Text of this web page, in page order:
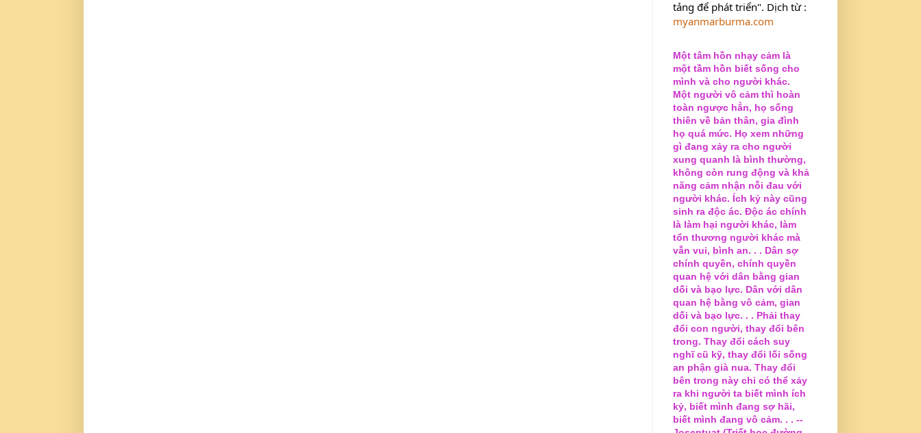
myanmarburma.com
Một tâm hồn nhạy cảm là
một tầm hồn biết sống cho
mình và cho người khác.
Một người vô cảm thì hoàn
toàn ngược hẳn, họ sống
thiên về bản thân, gia đình
họ quá mức. Họ xem những
gì đang xảy ra cho người
xung quanh là bình thường,
không còn rung động và khả
năng cảm nhận nỗi đau với
người khác. Ích kỷ này cũng
sinh ra độc ác. Độc ác chính
là làm hại người khác, làm
tổn thương người khác mà
vẫn vui, bình an. . . Dân sợ
chính quyền, chính quyền
quan hệ với dân bằng gian
dối và bạo lực. Dân với dân
quan hệ bằng vô cảm, gian
dối và bạo lực. . . Phải thay
đổi con người, thay đổi bên
trong. Thay đổi cách suy
nghĩ cũ kỹ, thay đổi lối sống
an phận già nua. Thay đổi
bên trong này chỉ có thể xảy
ra khi người ta biết mình ích
kỷ, biết mình đang sợ hãi,
biết mình đang vô cảm. . . --